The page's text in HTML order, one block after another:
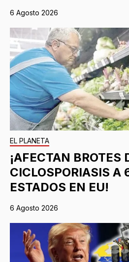
6 Agosto 2026
EL PLANETA
¡AFECTAN BROTES
CICLOSPORIASIS A
ESTADOS EN EU!
6 Agosto 2026